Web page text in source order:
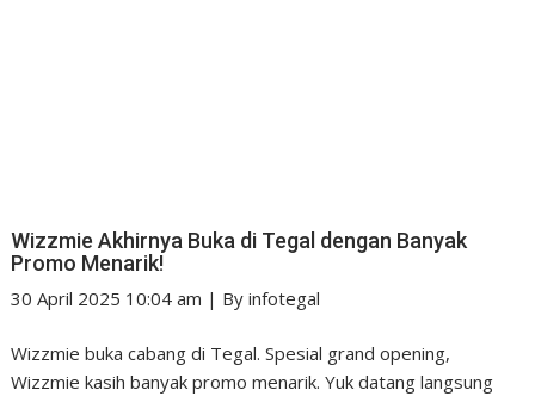
Wizzmie Akhirnya Buka di Tegal dengan Banyak
Promo Menarik!
30 April 2025 10:04 am | Byinfotegal
Wizzmie buka cabang di Tegal. Spesial grand opening,
Wizzmie kasih banyak promo menarik. Yuk datang langsung